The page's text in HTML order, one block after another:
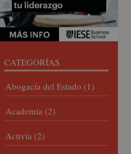
CATEGORÍAS
Abogacía del Estado (1)
Academia (2)
Activia (2)